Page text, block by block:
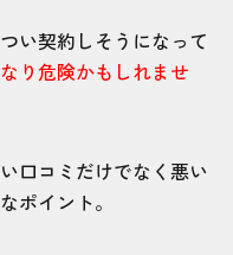
い契約しそうになって
り危険かもしれませ
口コミだけでなく悪い
ポイント。